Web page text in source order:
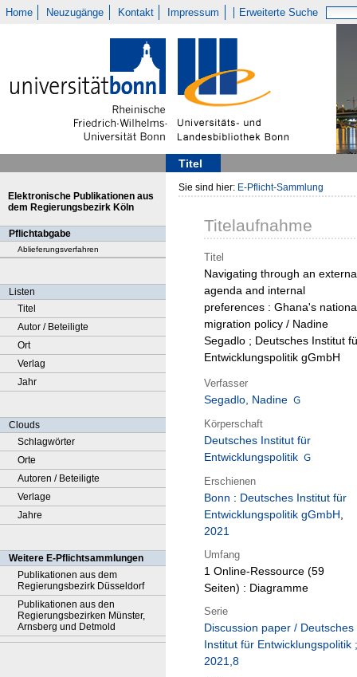
Home Neuzugänge Kontakt Impressum Erweiterte Suche
Titel
Elektronische Publikationen aus
dem Regierungsbezirk Köln
Pflichtabgabe
Ablieferungsverfahren
Listen
Titel
Autor / Beteiligte
Ort
Verlag
Jahr
Clouds
Schlagwörter
Orte
Autoren / Beteiligte
Verlage
Jahre
Weitere E-Pflichtsammlungen
Publikationen aus dem
Regierungsbezirk Düsseldorf
Publikationen aus den
Regierungsbezirken Münster,
Arnsberg und Detmold
Sie sind hier: E-Pflicht-Sammlung
Titelaufnahme
Titel
Navigating through an
agenda and internal
preferences : Ghana's
migration policy / Nadine
Segadlo ; Deutsches Institut
Entwicklungspolitik gGmbH
Verfasser
Segadlo, Nadine
Körperschaft
Deutsches Institut für
Entwicklungspolitik
Erschienen
Bonn : Deutsches Institut für
Entwicklungspolitik gGmbH,
2021
Umfang
1 Online-Ressource (59
Seiten) : Diagramme
Serie
Discussion paper / Deutsches
Institut für Entwicklungspolitik ;
2021,8